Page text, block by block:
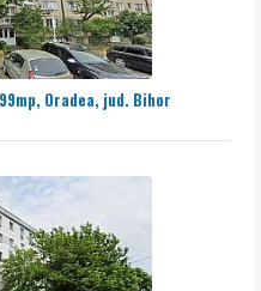
Oradea, jud. Bihor